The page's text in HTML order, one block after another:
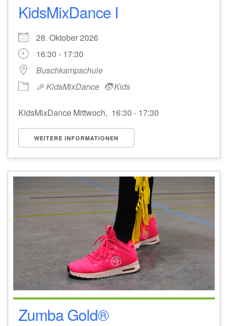
KidsMixDance I
28. Oktober 2026
16:30 - 17:30
Buschkampschule
🎉 KidsMixDance 🧒 Kids
KidsMixDance Mittwoch, 16:30 - 17:30
WEITERE INFORMATIONEN
Zumba Gold®